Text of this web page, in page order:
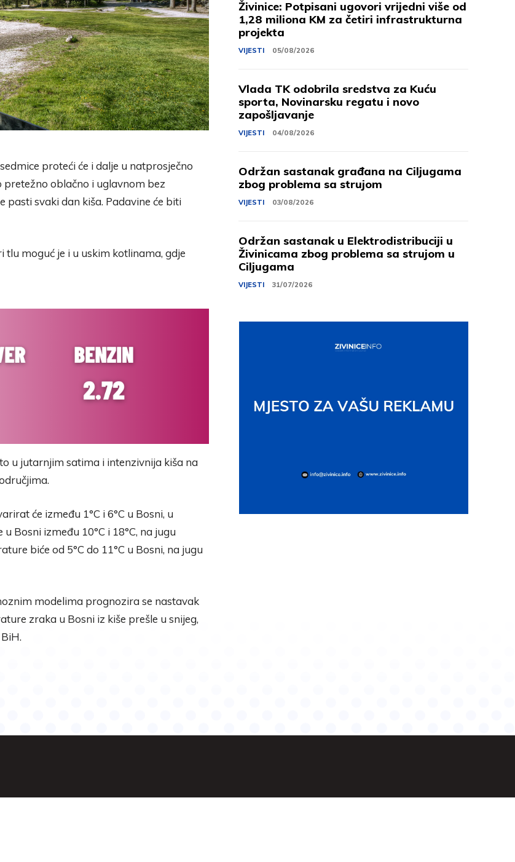
proteći će i dalje u natprosječno
oblačno i uglavnom bez
pasti svaki dan kiša. Padavine će biti
moguć je i u uskim kotlinama, gdje
u jutarnjim satima i intenzivnija kiša na
će između 1°C i 6°C u Bosni, u
Bosni između 10°C i 18°C, na jugu
biće od 5°C do 11°C u Bosni, na jugu
modelima prognozira se nastavak
zraka u Bosni iz kiše prešle u snijeg,
Živinice: Potpisani ugovori vrijedni više od
1,28 miliona KM za četiri infrastrukturna
projekta
VIJESTI 05/08/2026
Vlada TK odobrila sredstva za Kuću
sporta, Novinarsku regatu i novo
zapošljavanje
VIJESTI 04/08/2026
Održan sastanak građana na Ciljugama
zbog problema sa strujom
VIJESTI 03/08/2026
Održan sastanak u Elektrodistribuciji u
Živinicama zbog problema sa strujom u
Ciljugama
VIJESTI 31/07/2026